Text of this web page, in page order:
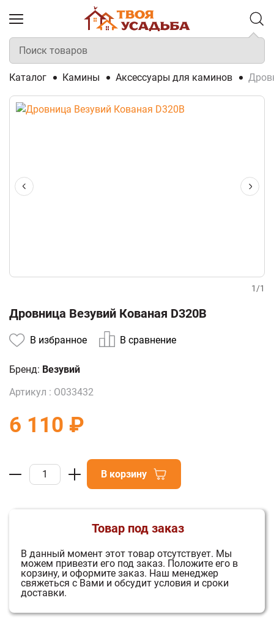
Каталог Камины Аксессуары для каминов
1/1
Дровница Везувий Кованая D320B
В избранное В сравнение
Бренд: Везувий
Артикул : О033432
6 110 ₽
В корзину
Товар под заказ
В данный момент этот товар отсутствует. Мы
можем привезти его под заказ. Положите его в
корзину, и оформите заказ. Наш менеджер
свяжеться с Вами и обсудит условия и сроки
доставки.